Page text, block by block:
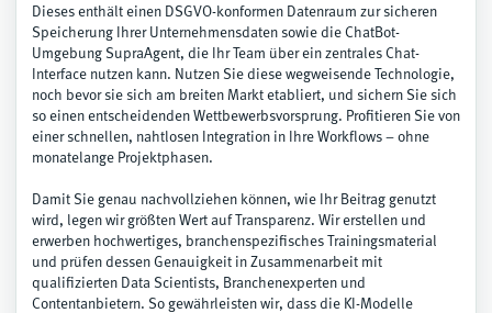
Dieses enthält einen DSGVO-konformen Datenraum zur sicheren
Speicherung Ihrer Unternehmensdaten sowie die ChatBot-
Umgebung SupraAgent, die Ihr Team über ein zentrales Chat-
Interface nutzen kann. Nutzen Sie diese wegweisende Technologie,
noch bevor sie sich am breiten Markt etabliert, und sichern Sie sich
so einen entscheidenden Wettbewerbsvorsprung. Profitieren Sie von
einer schnellen, nahtlosen Integration in Ihre Workflows – ohne
monatelange Projektphasen.
Damit Sie genau nachvollziehen können, wie Ihr Beitrag genutzt
wird, legen wir größten Wert auf Transparenz. Wir erstellen und
erwerben hochwertiges, branchenspezifisches Trainingsmaterial
und prüfen dessen Genauigkeit in Zusammenarbeit mit
qualifizierten Data Scientists, Branchenexperten und
Contentanbietern. So gewährleisten wir, dass die KI-Modelle